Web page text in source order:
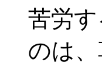
苦労
のは